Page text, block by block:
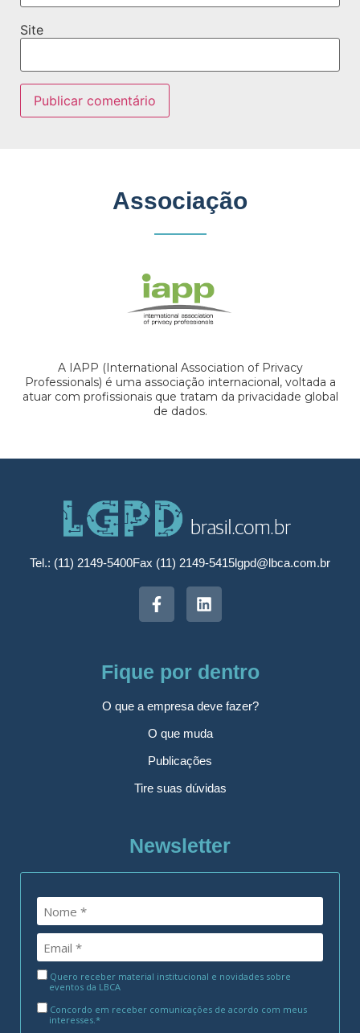
Site
Associação
A IAPP (International Association of Privacy
Professionals) é uma associação internacional, voltada a
atuar com profissionais que tratam da privacidade global
de dados.
Tel.: (11) 2149-5400Fax (11) 2149-5415lgpd@lbca.com.br
Fique por dentro
O que a empresa deve fazer?
O que muda
Publicações
Tire suas dúvidas
Newsletter
Quero receber material institucional e novidades sobre
eventos da LBCA
Concordo em receber comunicações de acordo com meus
interesses.*